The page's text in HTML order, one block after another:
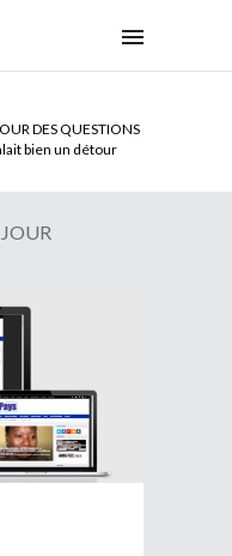
DES QUESTIONS
bien un détour